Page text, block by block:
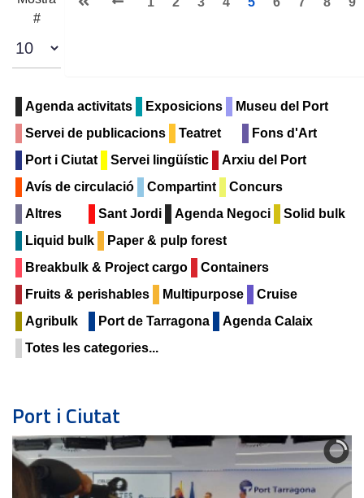
#
Agenda activitats Exposicions
Museu del Port
Servei de publicacions
Teatret
Fons d'Art
Port i Ciutat
Servei lingüístic
Arxiu del Port
Avís de circulació
Compartint
Concurs
Altres
Sant Jordi Agenda Negoci
Solid bulk
Liquid bulk
Paper & pulp forest
Breakbulk & Project cargo
Containers
Fruits & perishables
Multipurpose
Cruise
Agribulk
Port de Tarragona
Agenda Calaix
Totes les categories...
Port i Ciutat